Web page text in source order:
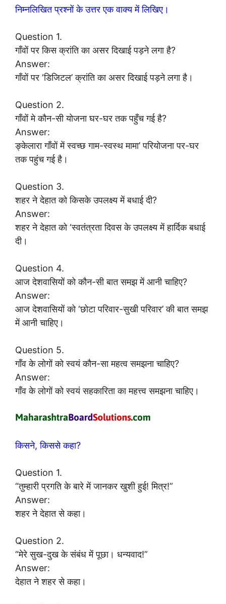
निम्नलिखित प्रश्नों के उत्तर एक वाक्य में लिखिए।
Question 1.
गाँवों पर किस क्रांति का असर दिखाई पड़ने लगा है?
Answer:
गाँवों पर ‘डिजिटल’ क्रांति का असर दिखाई पड़ने लगा है।
Question 2.
गाँवों मे कौन-सी योजना घर-घर तक पहुँच गई है?
Answer:
ङ्केलारा गाँवों में स्वच्छ गाम-स्वस्थ मामा’ परियोजना पर-घर
तक पहुंच गई है।
Question 3.
शहर ने देहात को किसके उपलक्ष्य में बधाई दी?
Answer:
शहर ने देहात को ‘स्वतंत्रता दिवस के उपलक्ष्य में हार्दिक बधाई
दी।
Question 4.
आज देशवासियों को कौन-सी बात समझ में आनी चाहिए?
Answer:
आज देशवासियों को ‘छोटा परिवार-सुखी परिवार’ की बात समझ
में आनी चाहिए।
Question 5.
गाँव के लोगों को स्वयं कौन-सा महत्व समझना चाहिए?
Answer:
गाँव के लोगों को स्वयं सहकारिता का महत्त्व समझना चाहिए।
किसने, किससे कहा?
Question 1.
“तुम्हारी प्रगति के बारे में जानकर खुशी हुई! मित्र!”
Answer:
शहर ने देहात से कहा।
Question 2.
“मेरे सुख-दुख के संबंध में पूछा। धन्यवाद!”
Answer:
देहात ने शहर से कहा।